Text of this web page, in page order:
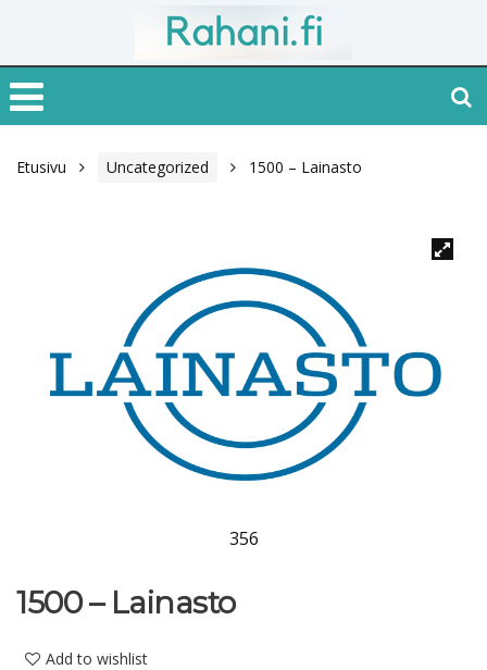
Etusivu Uncategorized 1500 – Lainasto
356
1500 – Lainasto
Add to wishlist